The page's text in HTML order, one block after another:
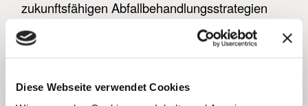
Diese Webseite verwendet Cookies
zukunftsfähigen Abfallbehandlungsstrategien
von aha. Wie wird der Abfall von heute
verwertet, um die Ressourcen für morgen zu
Das absolute Highlight wartete am Ende der